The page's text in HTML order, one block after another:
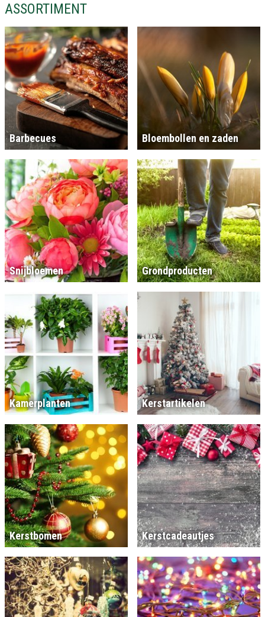
ASSORTIMENT
Barbecues Bloembollen en zaden
Snijbloemen Grondproducten
Kamerplanten Kerstartikelen
Kerstbomen Kerstcadeautjes